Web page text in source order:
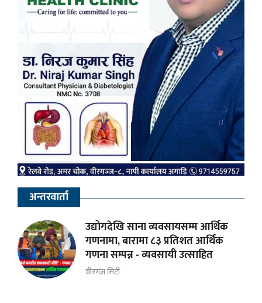
अन्तरवार्ता
उद्योगदेखि साना व्यवसायसम्म आर्थिक
गणनामा, बारामा ८३ प्रतिशत आर्थिक
गणना सम्पन्न - व्यवसायी उत्साहित
वीरगंज सिटी